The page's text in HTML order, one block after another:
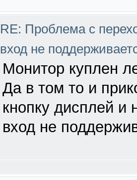
RE: Проблема с
вход не
Монитор куплен
Да в том то и
кнопку дисплей и
вход не